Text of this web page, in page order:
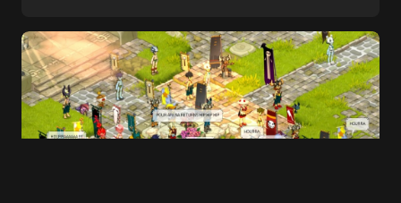
E-mail*
Save my name and e-mail in this browser for
the next time I comment.